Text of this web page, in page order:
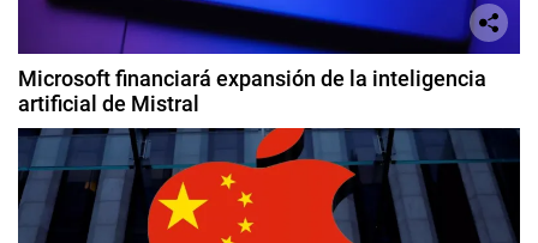
Microsoft financiará expansión de la inteligencia
artificial de Mistral